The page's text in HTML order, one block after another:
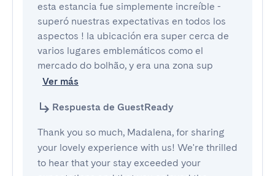
esta estancia fue simplemente increíble -
superó nuestras expectativas en todos los
aspectos ! la ubicación era super cerca de
varios lugares emblemáticos como el
mercado do bolhão, y era una zona sup
Ver más
Respuesta de GuestReady
Thank you so much, Madalena, for sharing
your lovely experience with us! We're thrilled
to hear that your stay exceeded your